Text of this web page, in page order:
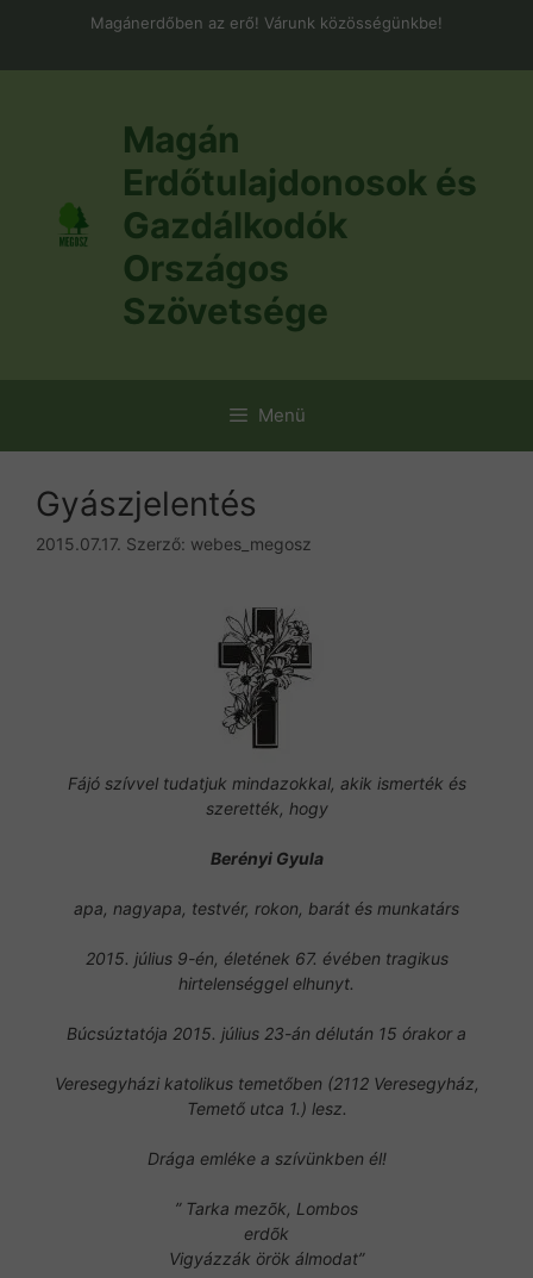
Magánerdőben az erő! Várunk közösségünkbe!
Magán
Erdőtulajdonosok és
Gazdálkodók
Országos
Szövetsége
Menü
Gyászjelentés
2015.07.17. Szerző: webes_megosz
Fájó szívvel tudatjuk mindazokkal, akik ismerték és
szerették, hogy
Berényi Gyula
apa, nagyapa, testvér, rokon, barát és munkatárs
2015. július 9-én, életének 67. évében tragikus
hirtelenséggel elhunyt.
Búcsúztatója 2015. július 23-án délután 15 órakor a
Veresegyházi katolikus temetőben (2112 Veresegyház,
Temető utca 1.) lesz.
Drága emléke a szívünkben él!
” Tarka mezõk, Lombos
erdõk
Vigyázzák örök álmodat”